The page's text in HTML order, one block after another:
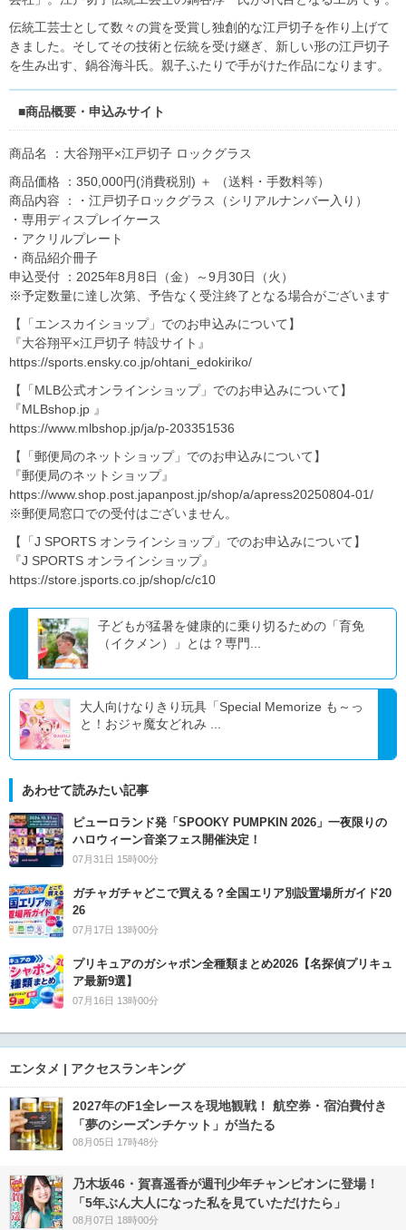
伝統工芸士として数々の賞を受賞し独創的な江戸切子を作り上げて
きました。そしてその技術と伝統を受け継ぎ、新しい形の江戸切子
を生み出す、鍋谷海斗氏。親子ふたりで手がけた作品になります。
■商品概要・申込みサイト
商品名 ：大谷翔平×江戸切子 ロックグラス
商品価格 ：350,000円(消費税別) ＋ （送料・手数料等）
商品内容 ：・江戸切子ロックグラス（シリアルナンバー入り）
・専用ディスプレイケース
・アクリルプレート
・商品紹介冊子
申込受付 ：2025年8月8日（金）～9月30日（火）
※予定数量に達し次第、予告なく受注終了となる場合がございます
【「エンスカイショップ」でのお申込みについて】
『大谷翔平×江戸切子 特設サイト』
https://sports.ensky.co.jp/ohtani_edokiriko/
【「MLB公式オンラインショップ」でのお申込みについて】
『MLBshop.jp 』
https://www.mlbshop.jp/ja/p-203351536
【「郵便局のネットショップ」でのお申込みについて】
『郵便局のネットショップ』
https://www.shop.post.japanpost.jp/shop/a/apress20250804-01/
※郵便局窓口での受付はございません。
【「J SPORTS オンラインショップ」でのお申込みについて】
『J SPORTS オンラインショップ』
https://store.jsports.co.jp/shop/c/c10
子どもが猛暑を健康的に乗り切るための「育免
（イクメン）」とは？専門...
大人向けなりきり玩具「Special Memorize も～っ
と！おジャ魔女どれみ ...
あわせて読みたい記事
ピューロランド発「SPOOKY PUMPKIN 2026」一夜限りの
ハロウィーン音楽フェス開催決定！
07月31日 15時00分
ガチャガチャどこで買える？全国エリア別設置場所ガイド20
26
07月17日 13時00分
プリキュアのガシャポン全種類まとめ2026【名探偵プリキュ
ア最新9選】
07月16日 13時00分
エンタメ | アクセスランキング
2027年のF1全レースを現地観戦！ 航空券・宿泊費付き
「夢のシーズンチケット」が当たる
08月05日 17時48分
乃木坂46・賀喜遥香が週刊少年チャンピオンに登場！
「5年ぶん大人になった私を見ていただけたら」
08月07日 18時00分